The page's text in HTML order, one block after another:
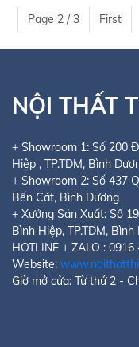
Page 2 / 3 First
NỘI THẤT
+ Showroom 1: Số 200
Hiệp , TP.TDM, Bình
+ Showroom 2: Số 437
Bến Cát, Bình Dương
+ Xưởng Sản Xuất: Số
Bình Hiệp, TP.TDM, Bình
HOTLINE + ZALO : 0916
Website:
Giờ mở cửa: Từ thứ 2 -